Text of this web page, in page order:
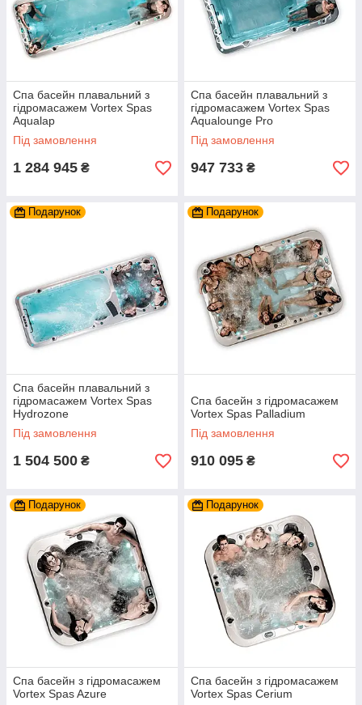
Спа басейн плавальний з
гідромасажем Vortex Spas
Aqualap
Під замовлення
1 284 945 ₴
Спа басейн плавальний з
гідромасажем Vortex Spas
Aqualounge Pro
Під замовлення
947 733 ₴
Подарунок
Спа басейн плавальний з
гідромасажем Vortex Spas
Hydrozone
Під замовлення
1 504 500 ₴
Подарунок
Спа басейн з гідромасажем
Vortex Spas Palladium
Під замовлення
910 095 ₴
Подарунок
Спа басейн з гідромасажем
Vortex Spas Azure
Подарунок
Спа басейн з гідромасажем
Vortex Spas Cerium